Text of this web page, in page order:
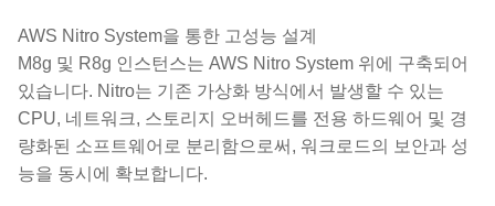
AWS Nitro System을 통한 고성능 설계
M8g 및 R8g 인스턴스는 AWS Nitro System 위에 구축되어
있습니다. Nitro는 기존 가상화 방식에서 발생할 수 있는
CPU, 네트워크, 스토리지 오버헤드를 전용 하드웨어 및 경
량화된 소프트웨어로 분리함으로써, 워크로드의 보안과 성
능을 동시에 확보합니다.